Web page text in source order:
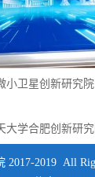
小卫星创新研究
大学合肥创新研
2019 All